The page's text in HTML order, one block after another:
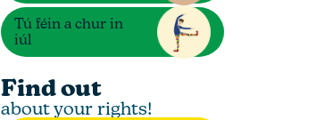
Tú féin a chur in
iúl
Find out
about your rights!